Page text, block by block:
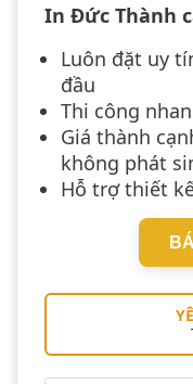
In Đức Thành
Luôn đặt uy
đầu
Thi công
Giá thành
không phát
Hỗ trợ thiết